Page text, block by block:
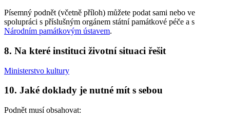
Písemný podnět (včetně příloh) můžete podat sami nebo ve
spolupráci s příslušným orgánem státní památkové péče a s
Národním památkovým ústavem.
8. Na které instituci životní situaci řešit
Ministerstvo kultury
10. Jaké doklady je nutné mít s sebou
Podnět musí obsahovat: